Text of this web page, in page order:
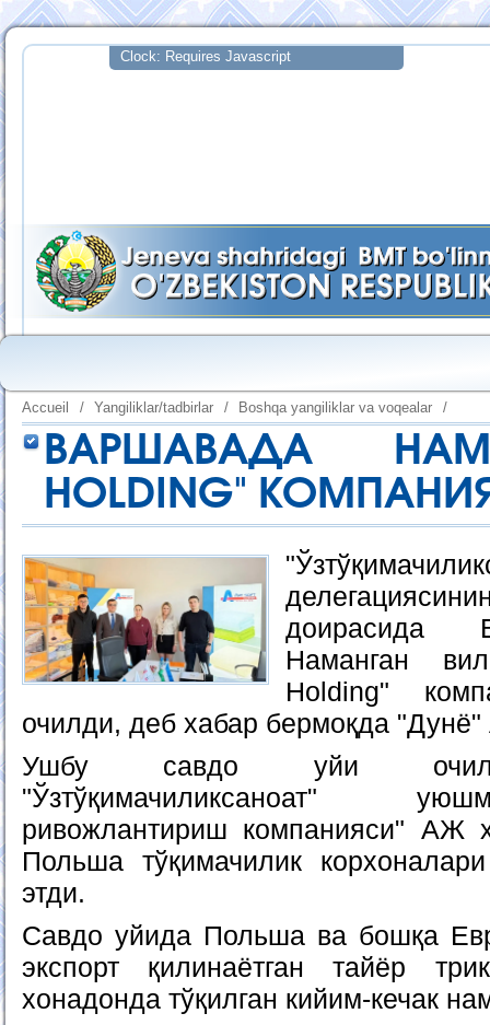
Accueil / Yangiliklar/tadbirlar / Boshqa yangiliklar va voqealar /
ВАРШАВАДА
HOLDING"
доирасида
Наманган
Holding"
очилди, деб хабар бермоқда
Ушбу савдо уйи
"Ўзтўқимачиликсаноат"
ривожлантириш компанияси" АЖ
Польша тўқимачилик
этди.
Савдо уйида Польша ва бошқа
экспорт қилинаётган тайёр
хонадонда тўқилган кийим-кечак